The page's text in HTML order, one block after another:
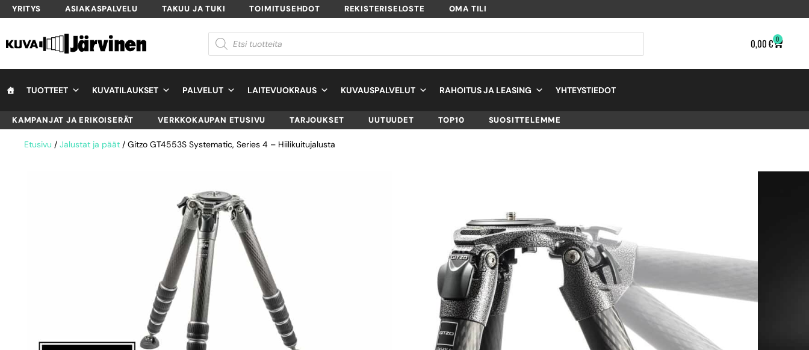
YRITYS ASIAKASPALVELU TAKUU JA TUKI TOIMITUSEHDOT REKISTERISELOSTE OMA TILI
0,00€ 0
TUOTTEET KUVATILAUKSET PALVELUT LAITEVUOKRAUS KUVAUSPALVELUT RAHOITUS JA LEASING YHTEYSTIEDOT
KAMPANJAT JA ERIKOISERÄT VERKKOKAUPAN ETUSIVU TARJOUKSET UUTUUDET TOP10 SUOSITTELEMME
Etusivu / Jalustat ja päät / Gitzo GT4553S Systematic, Series 4 – Hiilikuitujalusta
HIILIKUITUJALUSTA
GT4553S
TUOTTEEN SAATAVUUS
Oma varasto: Ei varastossa. (Toimitus 7-9 pv)